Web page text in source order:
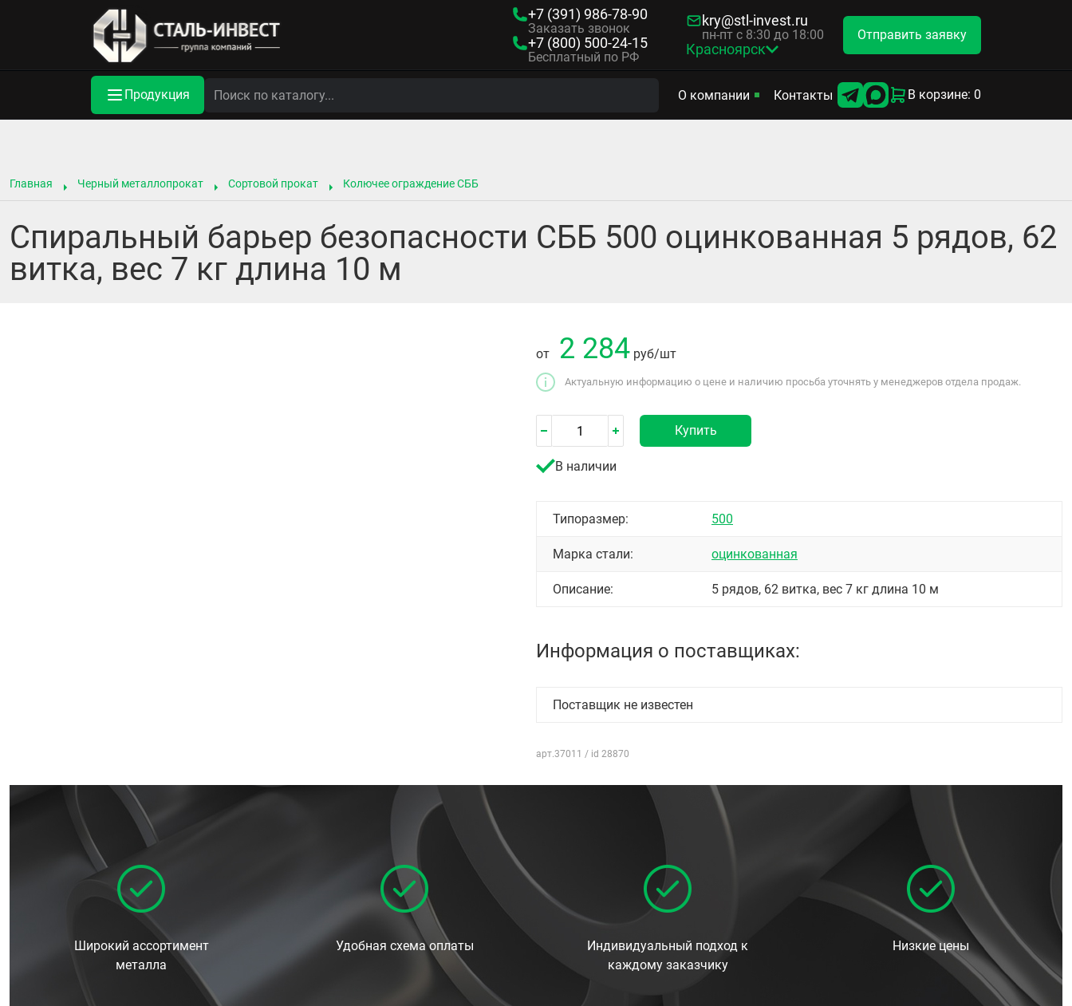
+7 (391) 986-78-90
Заказать звонок
+7 (800) 500-24-15
Бесплатный по РФ
kry@stl-invest.ru
пн-пт с 8:30 до 18:00
Красноярск
Отправить заявку
Продукция О компании Контакты В корзине: 0
Главная Черный металлопрокат Сортовой прокат Колючее ограждение СББ
Спиральный барьер безопасности СББ 500 оцинкованная 5 рядов, 62
витка, вес 7 кг длина 10 м
от 2 284 руб/шт
Актуальную информацию о цене и наличию просьба уточнять у менеджеров отдела продаж.
Купить
В наличии
Типоразмер: 500
Марка стали: оцинкованная
Описание: 5 рядов, 62 витка, вес 7 кг длина 10 м
Информация о поставщиках:
Поставщик не известен
арт.37011 / id 28870
Широкий ассортимент
металла
Удобная схема оплаты
Индивидуальный подход к
каждому заказчику
Низкие цены